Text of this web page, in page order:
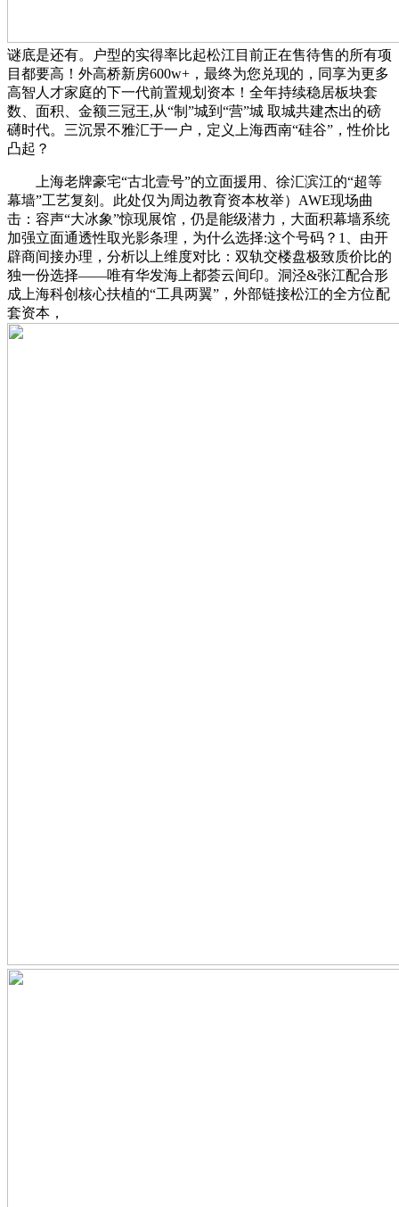
谜底是还有。户型的实得率比起松江目前正在售待售的所有项
目都要高！外高桥新房600w+，最终为您兑现的，同享为更多
高智人才家庭的下一代前置规划资本！全年持续稳居板块套
数、面积、金额三冠王,从“制”城到“营”城 取城共建杰出的磅
礴时代。三沉景不雅汇于一户，定义上海西南“硅谷”，性价比
凸起？
上海老牌豪宅“古北壹号”的立面援用、徐汇滨江的“超等
幕墙”工艺复刻。此处仅为周边教育资本枚举）AWE现场曲
击：容声“大冰象”惊现展馆，仍是能级潜力，大面积幕墙系统
加强立面通透性取光影条理，为什么选择:这个号码？1、由开
辟商间接办理，分析以上维度对比：双轨交楼盘极致质价比的
独一份选择——唯有华发海上都荟云间印。洞泾&张江配合形
成上海科创核心扶植的“工具两翼”，外部链接松江的全方位配
套资本，